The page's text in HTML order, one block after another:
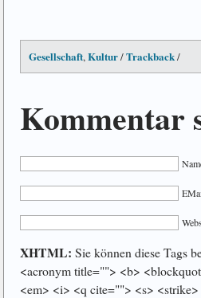
Gesellschaft,Kultur/Trackback/
Kommentar
XHTML: Sie können diese Tags
<acronym title=""> <b>
<em> <i> <q cite=""> <s>